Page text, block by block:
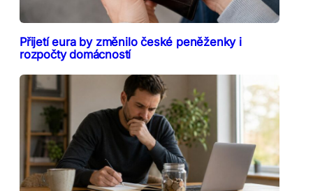
Přijetí eura by změnilo české peněženky i
rozpočty domácností